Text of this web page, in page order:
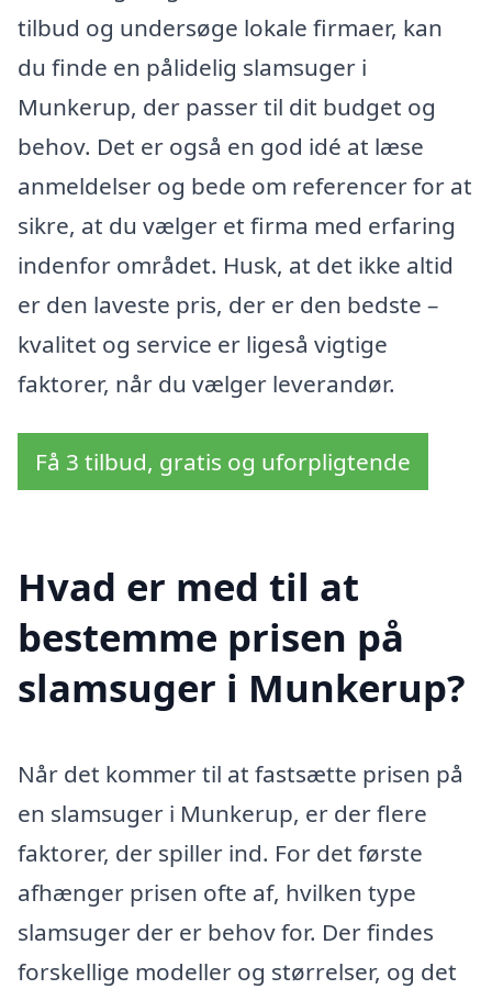
tilbud og undersøge lokale firmaer, kan
du finde en pålidelig slamsuger i
Munkerup, der passer til dit budget og
behov. Det er også en god idé at læse
anmeldelser og bede om referencer for at
sikre, at du vælger et firma med erfaring
indenfor området. Husk, at det ikke altid
er den laveste pris, der er den bedste –
kvalitet og service er ligeså vigtige
faktorer, når du vælger leverandør.
Få 3 tilbud, gratis og uforpligtende
Hvad er med til at
bestemme prisen på
slamsuger i Munkerup?
Når det kommer til at fastsætte prisen på
en slamsuger i Munkerup, er der flere
faktorer, der spiller ind. For det første
afhænger prisen ofte af, hvilken type
slamsuger der er behov for. Der findes
forskellige modeller og størrelser, og det